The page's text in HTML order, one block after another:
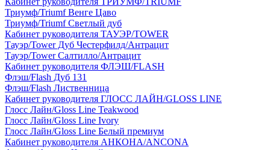
Триумф/Triumf Венге Цаво
Триумф/Triumf Светлый дуб
Кабинет руководителя ТАУЭР/TOWER
Тауэр/Tower Дуб Честерфилд/Антрацит
Тауэр/Tower Салтилло/Антрацит
Кабинет руководителя ФЛЭШ/FLASH
Флэш/Flash Дуб 131
Флэш/Flash Лиственница
Кабинет руководителя ГЛОСС ЛАЙН/GLOSS LINE
Глосс Лайн/Gloss Line Teakwood
Глосс Лайн/Gloss Line Ivory
Глосс Лайн/Gloss Line Белый премиум
Кабинет руководителя АНКОНА/ANCONA